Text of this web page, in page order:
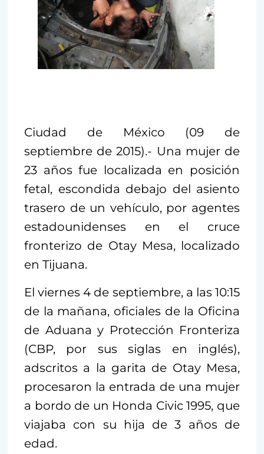
Ciudad de México (09 de
septiembre de 2015).- Una mujer de
23 años fue localizada en posición
fetal, escondida debajo del asiento
trasero de un vehículo, por agentes
estadounidenses en el cruce
fronterizo de Otay Mesa, localizado
en Tijuana.
El viernes 4 de septiembre, a las 10:15
de la mañana, oficiales de la Oficina
de Aduana y Protección Fronteriza
(CBP, por sus siglas en inglés),
adscritos a la garita de Otay Mesa,
procesaron la entrada de una mujer
a bordo de un Honda Civic 1995, que
viajaba con su hija de 3 años de
edad.